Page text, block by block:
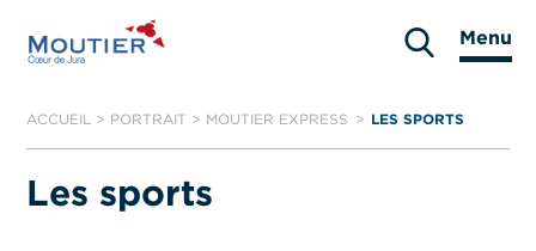
Moutier
Menu
ACCUEIL > PORTRAIT > MOUTIER EXPRESS LES SPORTS
Les sports